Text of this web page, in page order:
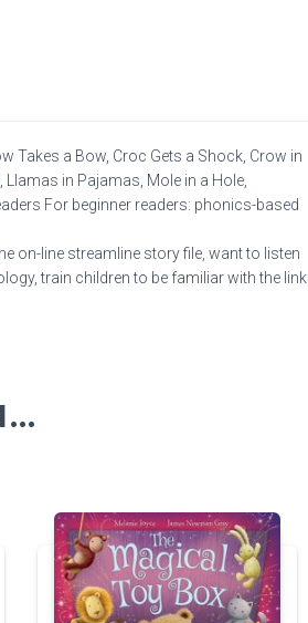
Takes a Bow, Croc Gets a Shock, Crow in
in Pajamas, Mole in a Hole,
For beginner readers: phonics-based
on-line streamline story file, want to listen
train children to be familiar with the link